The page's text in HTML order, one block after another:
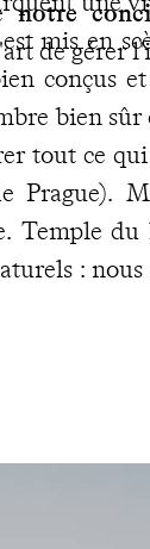
notre
de gérer
mis en
conçus
bien
tout ce
Prague).
Temple
: nous